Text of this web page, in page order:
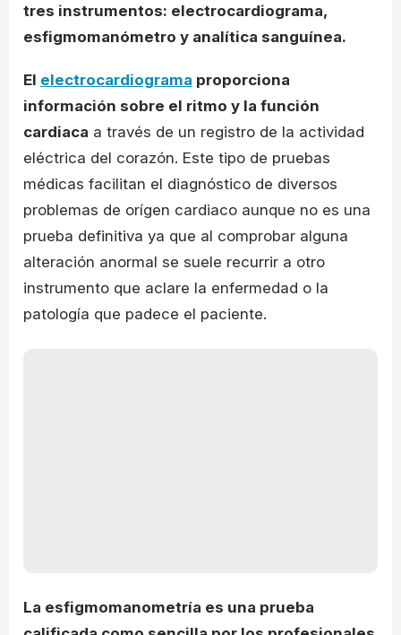
tres instrumentos: electrocardiograma,
esfigmomanómetro y analítica sanguínea.
El electrocardiograma proporciona
información sobre el ritmo y la función
cardiaca a través de un registro de la actividad
eléctrica del corazón. Este tipo de pruebas
médicas facilitan el diagnóstico de diversos
problemas de orígen cardiaco aunque no es una
prueba definitiva ya que al comprobar alguna
alteración anormal se suele recurrir a otro
instrumento que aclare la enfermedad o la
patología que padece el paciente.
La esfigmomanometría es una prueba